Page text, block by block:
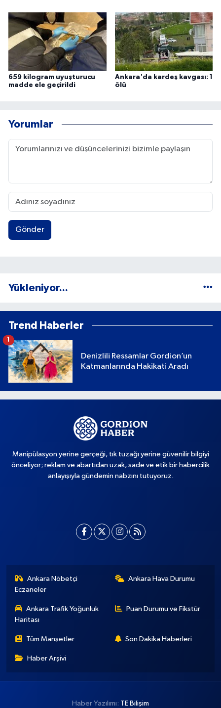
659 kilogram uyuşturucu
madde ele geçirildi
Ankara'da kardeş kavgası: 1
ölü
Yorumlar
Gönder
Yükleniyor...
Trend Haberler
Denizlili Ressamlar Gordion’un
Katmanlarında Hakikati Aradı
1
Manipülasyon yerine gerçeği, tık tuzağı yerine güvenilir bilgiyi
önceliyor; reklam ve abartıdan uzak, sade ve etik bir habercilik
anlayışıyla gündemin nabzını tutuyoruz.
Ankara Nöbetçi
Eczaneler
Ankara Hava Durumu
Ankara Trafik Yoğunluk
Haritası
Puan Durumu ve Fikstür
Tüm Manşetler Son Dakika Haberleri
Haber Arşivi
Haber Yazılımı: TE Bilişim